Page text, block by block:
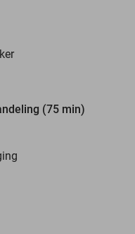
(75 min)